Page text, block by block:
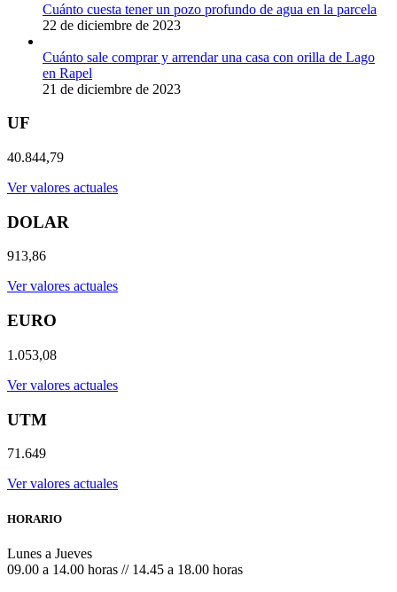
Cuánto cuesta tener un pozo profundo de agua en la parcela
22 de diciembre de 2023
Cuánto sale comprar y arrendar una casa con orilla de Lago
en Rapel
21 de diciembre de 2023
UF
40.844,79
Ver valores actuales
DOLAR
913,86
Ver valores actuales
EURO
1.053,08
Ver valores actuales
UTM
71.649
Ver valores actuales
HORARIO
Lunes a Jueves
09.00 a 14.00 horas // 14.45 a 18.00 horas